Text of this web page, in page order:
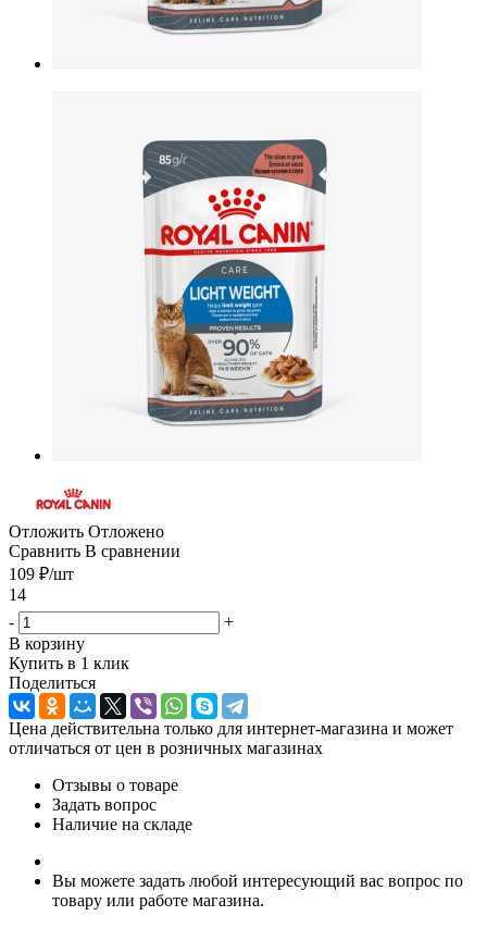
Отложить Отложено
Сравнить В сравнении
109 ₽/шт
14
-
+
В корзину
Купить в 1 клик
Поделиться
Цена действительна только для интернет-магазина и может
отличаться от цен в розничных магазинах
Отзывы о товаре
Задать вопрос
Наличие на складе
Вы можете задать любой интересующий вас вопрос по
товару или работе магазина.